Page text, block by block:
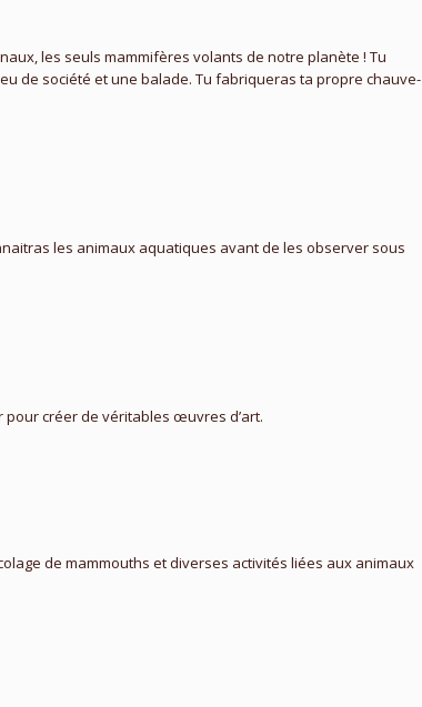
les seuls mammifères volants de notre planète ! Tu
de société et une balade. Tu fabriqueras ta propre chauve-
les animaux aquatiques avant de les observer sous
créer de véritables œuvres d’art.
de mammouths et diverses activités liées aux animaux